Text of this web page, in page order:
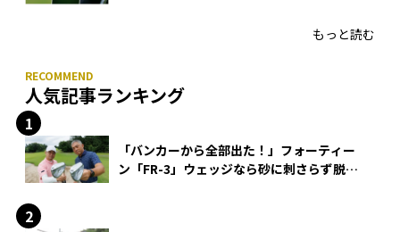
もっと読む
人気記事ランキング
「バンカーから全部出た！」フォーティー
ン「FR-3」ウェッジなら砂に刺さらず脱出